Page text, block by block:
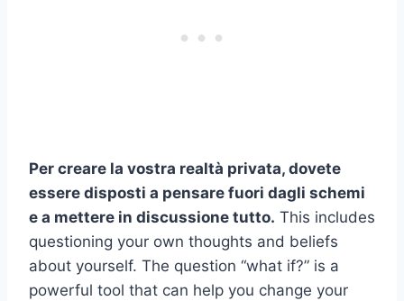
Per creare la vostra realtà privata, dovete
essere disposti a pensare fuori dagli schemi
e a mettere in discussione tutto. This includes
questioning your own thoughts and beliefs
about yourself. The question “what if?” is a
powerful tool that can help you change your